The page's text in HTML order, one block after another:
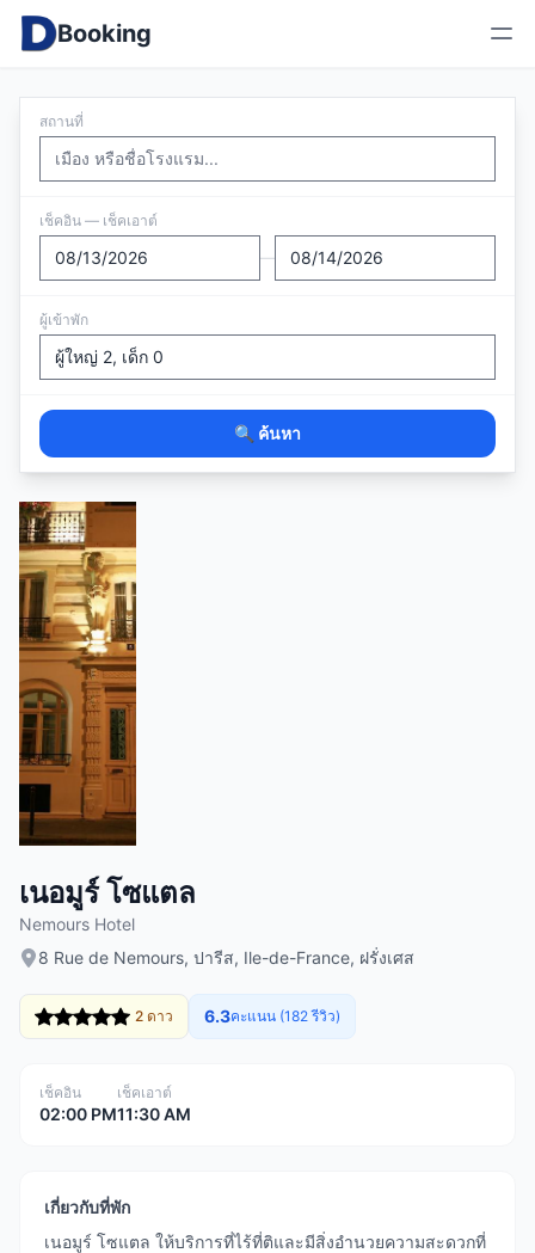
Booking
สถานที่
เช็คอิน — เช็คเอาต์
—
ผู้เข้าพัก
🔍 ค้นหา
เนอมูร์ โซแตล
Nemours Hotel
8 Rue de Nemours, ปารีส, Ile-de-France, ฝรั่งเศส
2 ดาว 6.3คะแนน (182 รีวิว)
เช็คอิน
02:00 PM
เช็คเอาต์
11:30 AM
เกี่ยวกับที่พัก
เนอมูร์ โซแตล ให้บริการที่ไร้ที่ติและมีสิ่งอำนวยความสะดวกที่